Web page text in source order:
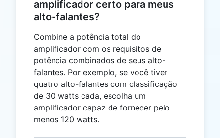
amplificador certo para meus
alto-falantes?
Combine a potência total do
amplificador com os requisitos de
potência combinados de seus alto-
falantes. Por exemplo, se você tiver
quatro alto-falantes com classificação
de 30 watts cada, escolha um
amplificador capaz de fornecer pelo
menos 120 watts.